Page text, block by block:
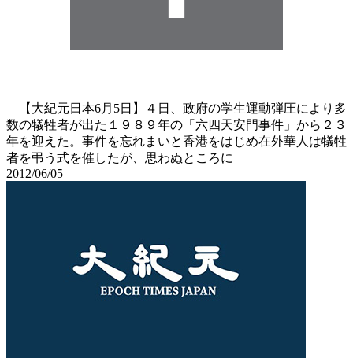
【大紀元日本6月5日】４日、政府の学生運動弾圧により多
数の犠牲者が出た１９８９年の「六四天安門事件」から２３
年を迎えた。事件を忘れまいと香港をはじめ在外華人は犠牲
者を弔う式を催したが、思わぬところに
2012/06/05